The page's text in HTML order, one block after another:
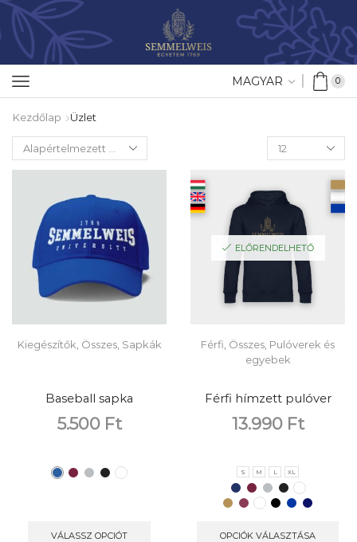
MAGYAR 0
Kezdőlap Üzlet
Kiegészítők Összes, Sapkák
Baseball sapka
5.500 Ft
VÁLASSZ OPCIÓT
ELŐRENDELHETŐ
Férfi Összes Pulóverek és
egyebek
Férfi hímzett pulóver
13.990 Ft
S M L XL
OPCIÓK VÁLASZTÁSA